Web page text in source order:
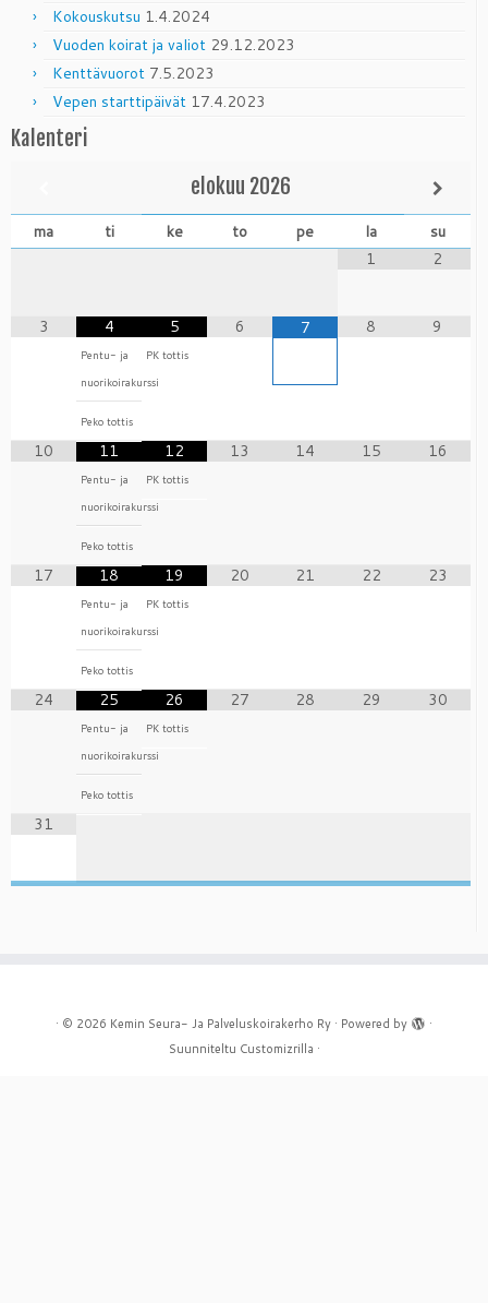
Kokouskutsu 1.4.2024
Vuoden koirat ja valiot 29.12.2023
Kenttävuorot 7.5.2023
Vepen starttipäivät 17.4.2023
Kalenteri
elokuu 2026
ma ti ke to pe la
su
1
2
3 4
Pentu- ja
nuorikoirakurssi
Peko tottis
5
PK tottis
6 7 8 9
10 11
Pentu- ja
nuorikoirakurssi
Peko tottis
12
PK tottis
13 14 15 16
17 18
Pentu- ja
nuorikoirakurssi
Peko tottis
19
PK tottis
20 21 22 23
24 25
Pentu- ja
nuorikoirakurssi
Peko tottis
26
PK tottis
27 28 29 30
31
· © 2026 Kemin Seura- Ja Palveluskoirakerho Ry · Powered by
·
Suunniteltu Customizrilla ·